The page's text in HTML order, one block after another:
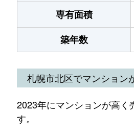
専有面積
築年数
札幌市北区でマンション
2023年にマンションが高く
す。